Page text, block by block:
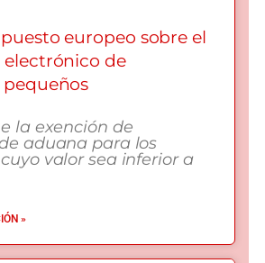
europeo sobre el
de
la exención de
aduana para los
valor sea inferior a
»